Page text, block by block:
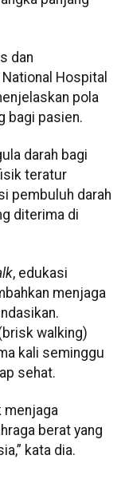
dan
Hospital
pola
bagi pasien.
darah bagi
teratur
pembuluh darah
diterima di
, edukasi
menjaga
walking)
kali seminggu
sehat.
menjaga
berat yang
kata dia.